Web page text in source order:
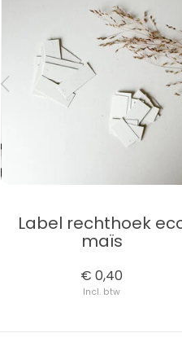
Label rechthoek
maïs
€ 0,40
Incl. btw